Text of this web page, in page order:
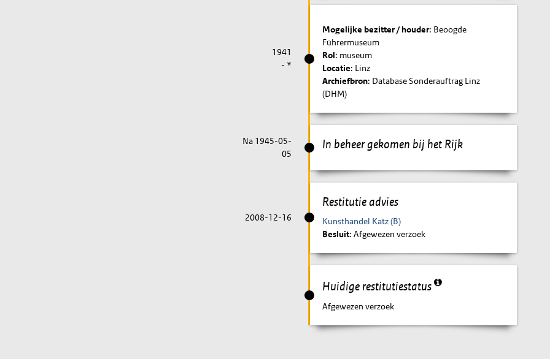
1941
- *
Mogelijke bezitter / houder: Beoogde
Führermuseum
Rol: museum
Locatie: Linz
Archiefbron: Database Sonderauftrag Linz
(DHM)
In beheer gekomen bij het Rijk
Na 1945-05-
05
Restitutie advies
2008-12-16
Kunsthandel Katz (B)
Besluit: Afgewezen verzoek
Huidige restitutiestatus
Afgewezen verzoek